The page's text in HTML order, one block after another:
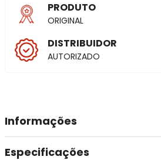
PRODUTO
ORIGINAL
DISTRIBUIDOR
AUTORIZADO
Informações
Especificações